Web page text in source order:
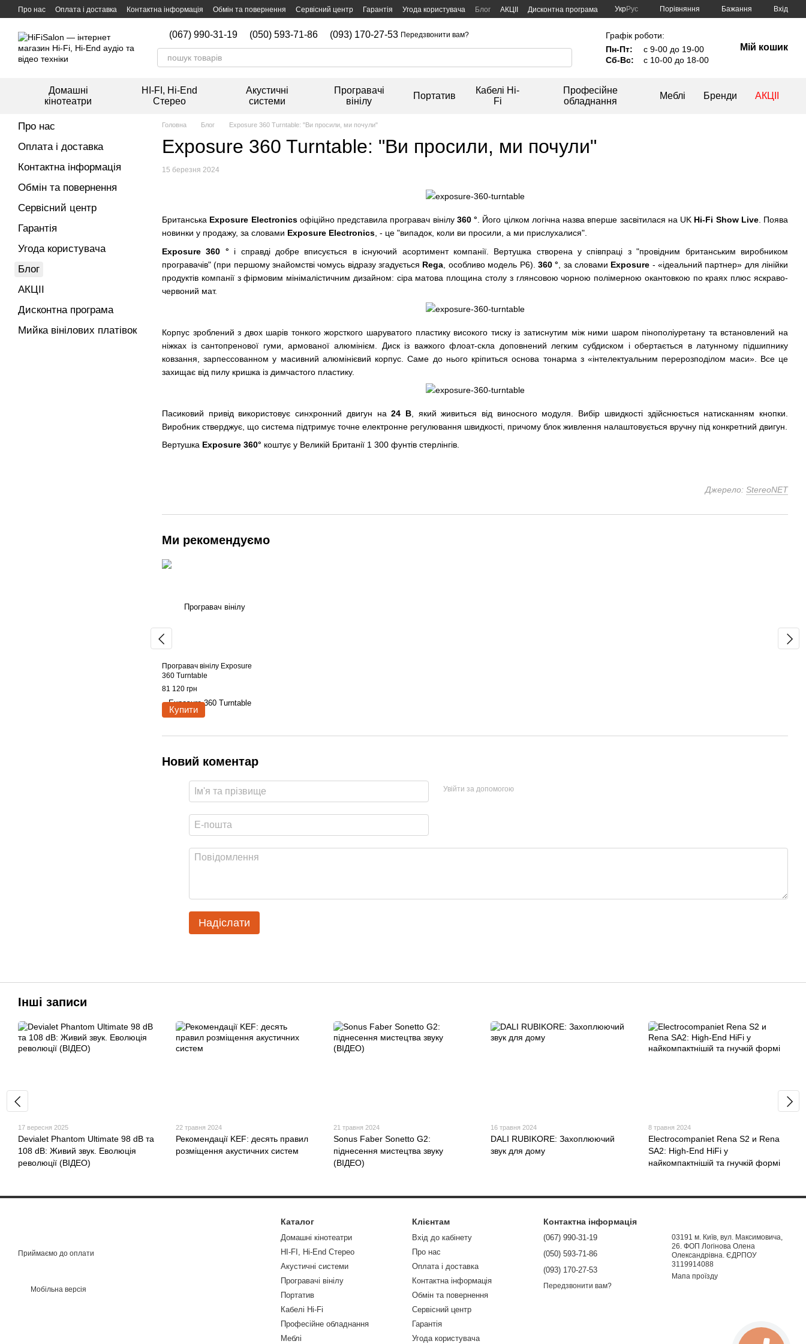
Перейти к основному контенту
Про нас Оплата і доставка Контактна інформація Обмін та повернення Сервісний центр Гарантія Угода користувача Блог АКЦІІ
Дисконтна програма
УкрРус Порівняння Бажання Вхід
(067) 990-31-19 (050) 593-71-86 (093) 170-27-53 Передзвонити вам?
Графік роботи:
Пн-Пт:
с 9-00 до 19-00
Сб-Вс:
с 10-00 до 18-00
Мій кошик
Домашні
кінотеатри
HI-FI, Hi-End
Стерео
Акустичні
системи
Програвачі
вінілу
Портатив
Кабелі Hi-
Fi
Професійне
обладнання
Меблі Бренди АКЦІІ
Головна Блог Exposure 360 Turntable: "Ви просили, ми почули"
Exposure 360 Turntable: "Ви просили, ми почули"
15 березня 2024
Британська Exposure Electronicsофіційно представила програвач вінілу 360 ° . Його цілком логічна назва вперше засвітилася на UK Hi-Fi Show Live. Поява
новинки у продажу, за словами Exposure Electronics , - це "випадок, коли ви просили, а ми прислухалися".
Exposure 360 ° і справді добре вписується в існуючий асортимент компанії. Вертушка створена у співпраці з "провідним британським виробником
програвачів" (при першому знайомстві чомусь відразу згадується Rega , особливо модель P6). 360 ° , за словами Exposure - «ідеальний партнер» для лінійки
продуктів компанії з фірмовим мінімалістичним дизайном: сіра матова площина столу з глянсовою чорною полімерною окантовкою по краях плюс яскраво-
червоний мат.
Корпус зроблений з двох шарів тонкого жорсткого шаруватого пластику високого тиску із затиснутим між ними шаром пінополіуретану та встановлений на
ніжках із сантопренової гуми, армованої алюмінієм. Диск із важкого флоат-скла доповнений легким субдиском і обертається в латунному підшипнику
ковзання, зарпессованном у масивний алюмінієвий корпус. Саме до нього кріпиться основа тонарма з «інтелектуальним перерозподілом маси». Все це
захищає від пилу кришка із димчастого пластику.
Пасиковий привід використовує синхронний двигун на24 B, який живиться від виносного модуля. Вибір швидкості здійснюється натисканням кнопки.
Виробник стверджує, що система підтримує точне електронне регулювання швидкості, причому блок живлення налаштовується вручну під конкретний двигун.
Вертушка Exposure 360° коштує у Великій Британії 1 300 фунтів стерлінгів.
Джерело: StereoNET
Ми рекомендуємо
Програвач вінілу Exposure
360 Turntable
81 120 грн
Купити
Новий коментар
Увійти за допомогою
Надіслати
Про нас
Оплата і доставка
Контактна інформація
Обмін та повернення
Сервісний центр
Гарантія
Угода користувача
Блог
АКЦІІ
Дисконтна програма
Мийка вінілових платівок
Інші записи
17 вересня 2025
Devialet Phantom Ultimate 98 dB та
108 dB: Живий звук. Еволюція
революції (ВІДЕО)
22 травня 2024
Рекомендації KEF: десять правил
розміщення акустичних систем
21 травня 2024
Sonus Faber Sonetto G2:
піднесення мистецтва звуку
(ВІДЕО)
16 травня 2024
DALI RUBIKORE: Захоплюючий
звук для дому
8 травня 2024
Electrocompaniet Rena S2 и Rena
SA2: High-End HiFi у
найкомпактнішій та гнучкій формі
Приймаємо до оплати
Мобільна версія
Каталог
Домашні кінотеатри
HI-FI, Hi-End Стерео
Акустичні системи
Програвачі вінілу
Портатив
Кабелі Hi-Fi
Професійне обладнання
Меблі
Клієнтам
Вхід до кабінету
Про нас
Оплата і доставка
Контактна інформація
Обмін та повернення
Сервісний центр
Гарантія
Угода користувача
Контактна інформація
(067) 990-31-19
(050) 593-71-86
(093) 170-27-53
Передзвонити вам?
03191 м. Київ, вул. Максимовича,
26. ФОП Логінова Олена
Олександрівна. ЄДРПОУ
3119914088
Мапа проїзду